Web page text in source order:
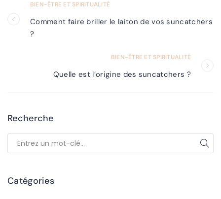
BIEN-ÊTRE ET SPIRITUALITÉ
Comment faire briller le laiton de vos suncatchers
?
BIEN-ÊTRE ET SPIRITUALITÉ
Quelle est l’origine des suncatchers ?
Recherche
Catégories